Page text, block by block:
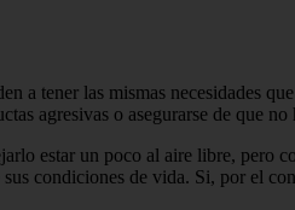
a tener las mismas necesidades
agresivas o asegurarse de que
estar un poco al aire libre, pero
condiciones de vida. Si, por el